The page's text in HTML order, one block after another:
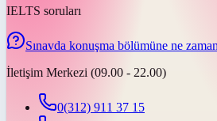
IELTS soruları
Sınavda konuşma bölümüne ne
İletişim Merkezi (09.00 - 22.00)
0(312) 911 37 15